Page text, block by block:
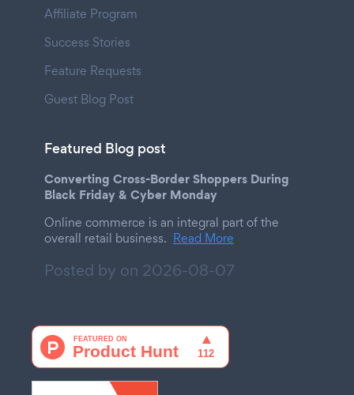
Affiliate Program
Success Stories
Feature Requests
Guest Blog Post
Featured Blog post
Converting Cross-Border Shoppers During
Black Friday & Cyber Monday
Online commerce is an integral part of the
overall retail business. Read More
Posted by on 2026-08-07